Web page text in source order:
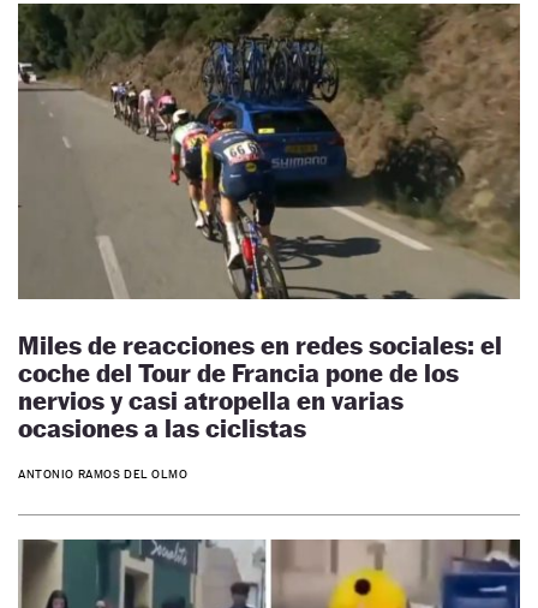
Miles de reacciones en redes sociales: el
coche del Tour de Francia pone de los
nervios y casi atropella en varias
ocasiones a las ciclistas
ANTONIO RAMOS DEL OLMO